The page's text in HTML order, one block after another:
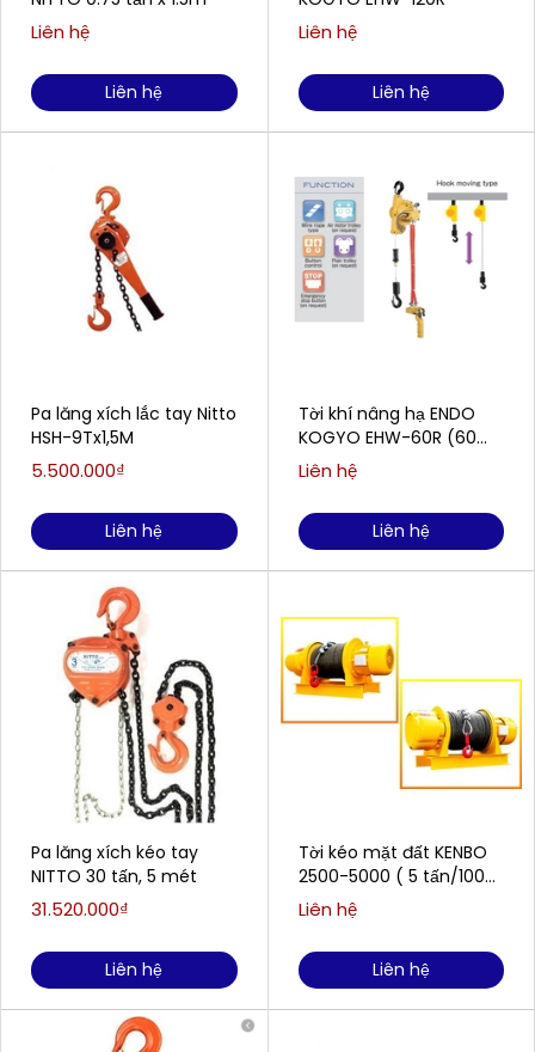
Liên hệ
Liên hệ
Pa lăng xích lắc tay Nitto
HSH-9Tx1,5M
5.500.000₫
Liên hệ
Pa lăng xích kéo tay
NITTO 30 tấn, 5 mét
31.520.000₫
Liên hệ
Liên hệ
Liên hệ
Tời khí nâng hạ ENDO
KOGYO EHW-60R (60
kg/1.9 mét )
Liên hệ
Liên hệ
Tời kéo mặt đất KENBO
2500-5000 ( 5 tấn/100
mét )
Liên hệ
Liên hệ